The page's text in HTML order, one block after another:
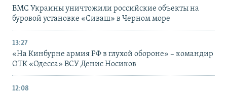
ВМС Украины уничтожили российские объекты на
буровой установке «Сиваш» в Черном море
13:27
«На Кинбурне армия РФ в глухой обороне» – командир
ОТК «Одесса» ВСУ Денис Носиков
12:08